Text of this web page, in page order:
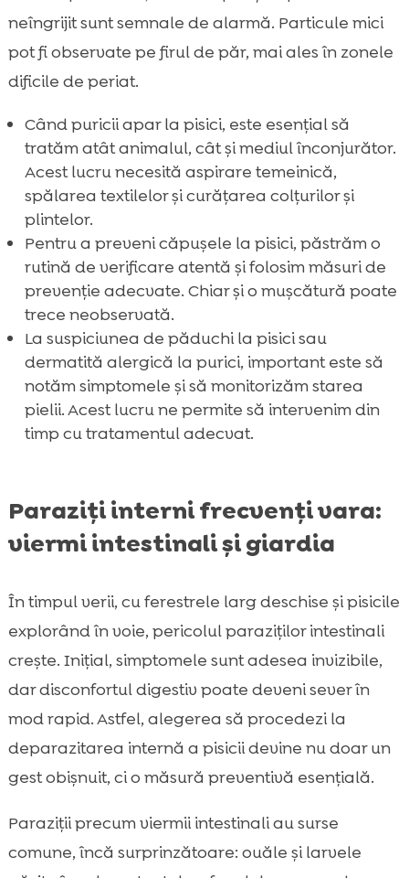
neîngrijit sunt semnale de alarmă. Particule mici
pot fi observate pe firul de păr, mai ales în zonele
dificile de periat.
Când puricii apar la pisici, este esențial să
tratăm atât animalul, cât și mediul înconjurător.
Acest lucru necesită aspirare temeinică,
spălarea textilelor și curățarea colțurilor și
plintelor.
Pentru a preveni căpușele la pisici, păstrăm o
rutină de verificare atentă și folosim măsuri de
prevenție adecvate. Chiar și o mușcătură poate
trece neobservată.
La suspiciunea de păduchi la pisici sau
dermatită alergică la purici, important este să
notăm simptomele și să monitorizăm starea
pielii. Acest lucru ne permite să intervenim din
timp cu tratamentul adecvat.
Paraziți interni frecvenți vara:
viermi intestinali și giardia
În timpul verii, cu ferestrele larg deschise și pisicile
explorând în voie, pericolul paraziților intestinali
crește. Inițial, simptomele sunt adesea invizibile,
dar disconfortul digestiv poate deveni sever în
mod rapid. Astfel, alegerea să procedezi la
deparazitarea internă a pisicii devine nu doar un
gest obișnuit, ci o măsură preventivă esențială.
Paraziții precum viermii intestinali au surse
comune, încă surprinzătoare: ouăle și larvele